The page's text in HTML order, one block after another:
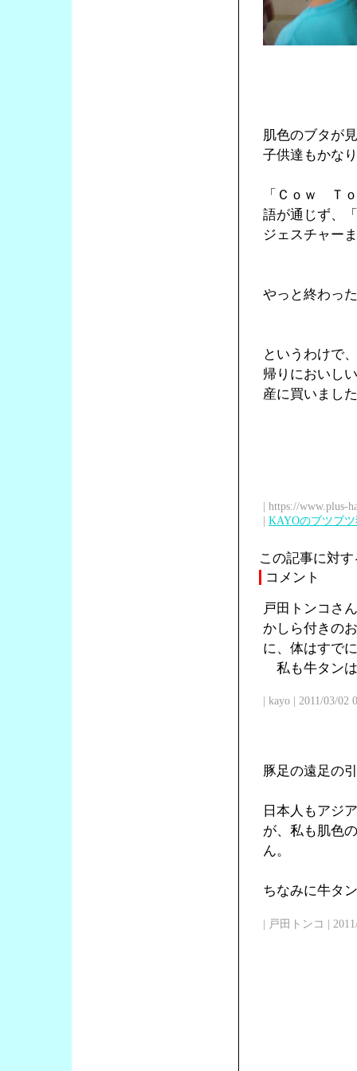
肌色のブタが
子供達もかな
「Ｃｏｗ Ｔ
語が通じず、
ジェスチャー
やっと終わっ
というわけで
帰りにおいし
産に買いまし
| https://www.plus-
| KAYOのブツブ
この記事に対
コメント
戸田トンコさ
かしら付きの
に、体はすで
私も牛タン
| kayo | 2011/03/02
豚足の遠足の
日本人もアジ
が、私も肌色
ん。
ちなみに牛タ
| 戸田トンコ |